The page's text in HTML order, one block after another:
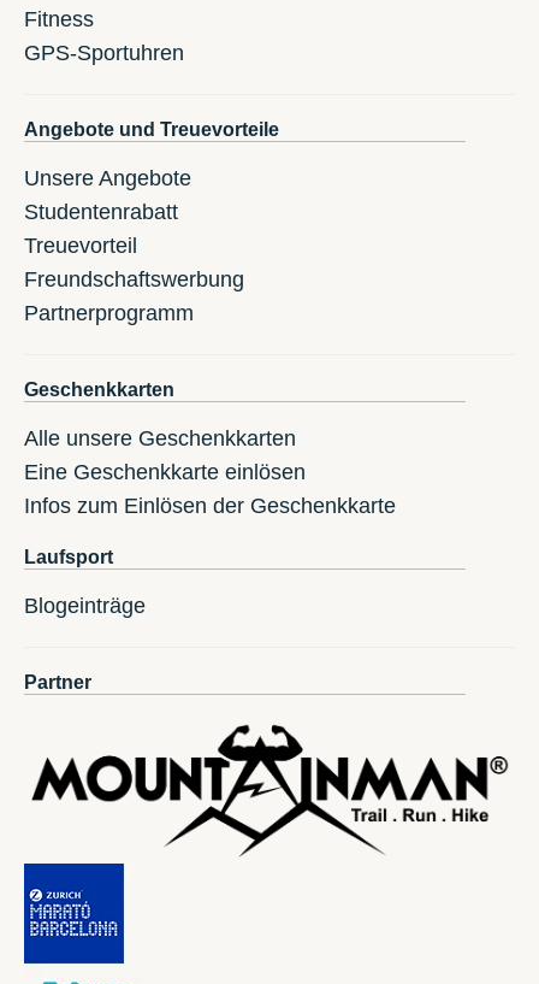
Fitness
GPS-Sportuhren
Angebote und Treuevorteile
Unsere Angebote
Studentenrabatt
Treuevorteil
Freundschaftswerbung
Partnerprogramm
Geschenkkarten
Alle unsere Geschenkkarten
Eine Geschenkkarte einlösen
Infos zum Einlösen der Geschenkkarte
Laufsport
Blogeinträge
Partner